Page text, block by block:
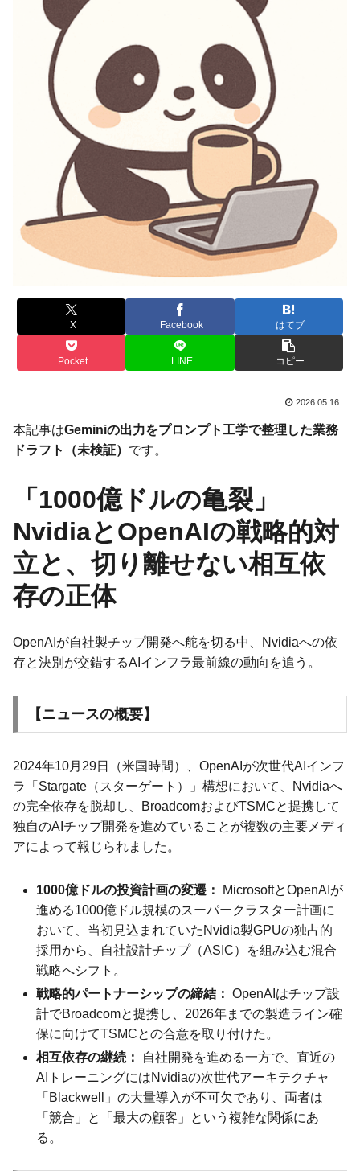
X Facebook はてブ
Pocket LINE コピー
2026.05.16
本記事はGeminiの出力をプロンプト工学で整理した業務
ドラフト（未検証） です。
「1000億ドルの亀裂」
NvidiaとOpenAIの戦略的対
立と、切り離せない相互依
存の正体
OpenAIが自社製チップ開発へ舵を切る中、Nvidiaへの依
存と決別が交錯するAIインフラ最前線の動向を追う。
【ニュースの概要】
2024年10月29日（米国時間）、OpenAIが次世代AIインフ
ラ「Stargate（スターゲート）」構想において、Nvidiaへ
の完全依存を脱却し、BroadcomおよびTSMCと提携して
独自のAIチップ開発を進めていることが複数の主要メディ
アによって報じられました。
1000億ドルの投資計画の変遷：
MicrosoftとOpenAIが
進める1000億ドル規模のスーパークラスター計画に
おいて、当初見込まれていたNvidia製GPUの独占的
採用から、自社設計チップ（ASIC）を組み込む混合
戦略へシフト。
戦略的パートナーシップの締結： OpenAIはチップ設
計でBroadcomと提携し、2026年までの製造ライン確
保に向けてTSMCとの合意を取り付けた。
相互依存の継続：
自社開発を進める一方で、直近の
AIトレーニングにはNvidiaの次世代アーキテクチャ
「Blackwell」の大量導入が不可欠であり、両者は
「競合」と「最大の顧客」という複雑な関係にあ
る。